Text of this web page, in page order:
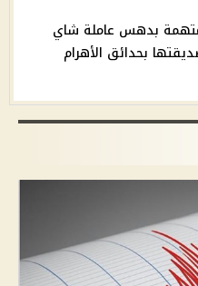
بدهس عاملة شاي
بحدائق الأهرام